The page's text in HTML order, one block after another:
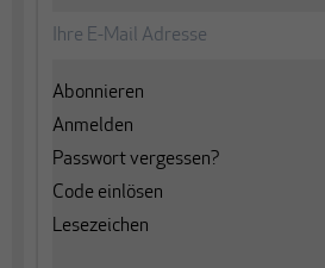
Abonnieren
Anmelden
Passwort vergessen?
Code einlösen
Lesezeichen